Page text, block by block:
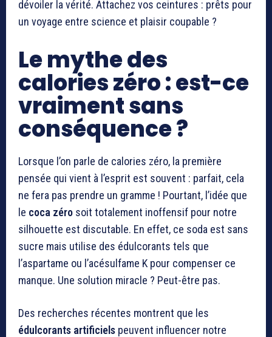
dévoiler la vérité. Attachez vos ceintures : prêts pour
un voyage entre science et plaisir coupable ?
Le mythe des
calories zéro : est-ce
vraiment sans
conséquence ?
Lorsque l’on parle de calories zéro, la première
pensée qui vient à l’esprit est souvent : parfait, cela
ne fera pas prendre un gramme ! Pourtant, l’idée que
le coca zéro soit totalement inoffensif pour notre
silhouette est discutable. En effet, ce soda est sans
sucre mais utilise des édulcorants tels que
l’aspartame ou l’acésulfame K pour compenser ce
manque. Une solution miracle ? Peut-être pas.
Des recherches récentes montrent que les
édulcorants artificiels peuvent influencer notre